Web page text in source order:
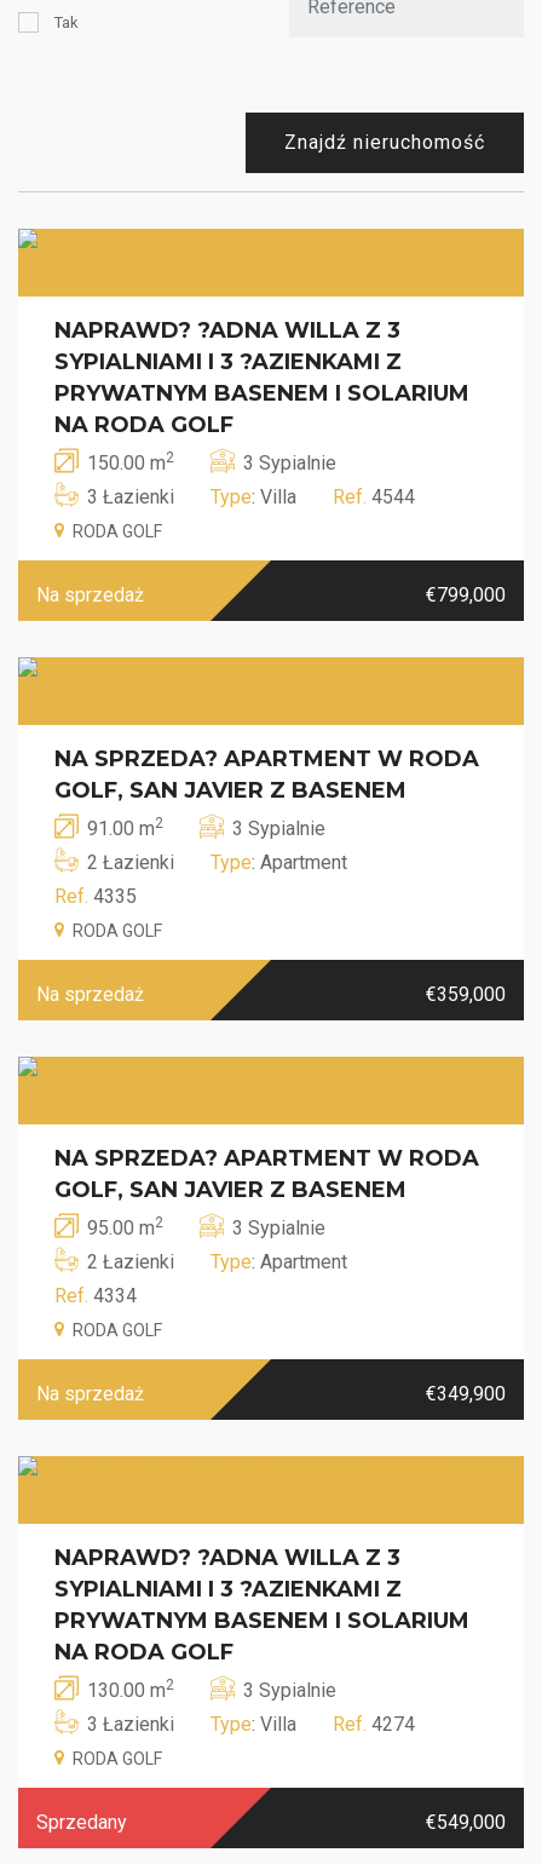
Tak
Znajdź nieruchomość
NAPRAWD? ?ADNA WILLA Z 3
SYPIALNIAMI I 3 ?AZIENKAMI Z
PRYWATNYM BASENEM I SOLARIUM
NA RODA GOLF
150.00 m2
3 Sypialnie
3 Łazienki
Type: Villa Ref. 4544
RODA GOLF
Na sprzedaż €799,000
NA SPRZEDA? APARTMENT W RODA
GOLF, SAN JAVIER Z BASENEM
91.00 m2
3 Sypialnie
2 Łazienki
Type: Apartment
Ref. 4335
RODA GOLF
Na sprzedaż €359,000
NA SPRZEDA? APARTMENT W RODA
GOLF, SAN JAVIER Z BASENEM
95.00 m2
3 Sypialnie
2 Łazienki
Type: Apartment
Ref. 4334
RODA GOLF
Na sprzedaż €349,900
NAPRAWD? ?ADNA WILLA Z 3
SYPIALNIAMI I 3 ?AZIENKAMI Z
PRYWATNYM BASENEM I SOLARIUM
NA RODA GOLF
130.00 m2
3 Sypialnie
3 Łazienki
Type: Villa Ref. 4274
RODA GOLF
Sprzedany €549,000